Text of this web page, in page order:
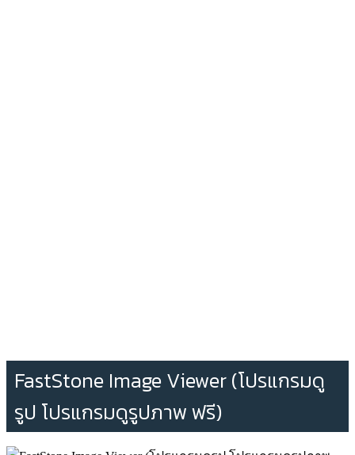
FastStone Image Viewer (โปรแกรมดู
รูป โปรแกรมดูรูปภาพ ฟรี)